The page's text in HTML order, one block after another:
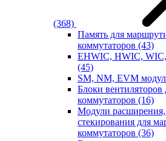
(368)
Память для
коммутаторов (43)
EHWIC, HWIC,
(45)
SM, NM, EVM
Блоки вентиляторов
коммутаторов (16)
Модули
стекирования для
коммутаторов (36)